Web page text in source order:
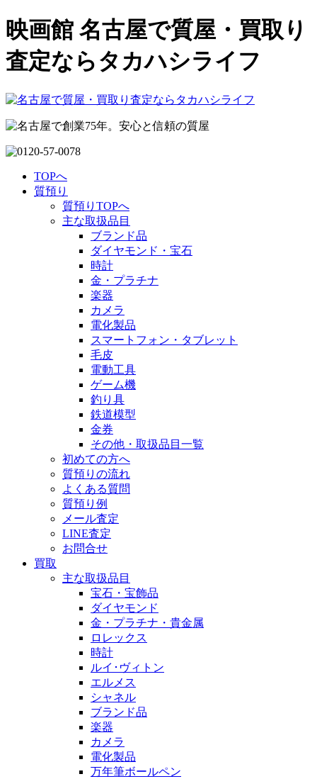
映画館 名古屋で質屋・買取り
査定ならタカハシライフ
TOPへ
質預り
質預りTOPへ
主な取扱品目
ブランド品
ダイヤモンド・宝石
時計
金・プラチナ
楽器
カメラ
電化製品
スマートフォン・タブレット
毛皮
電動工具
ゲーム機
釣り具
鉄道模型
金券
その他・取扱品目一覧
初めての方へ
質預りの流れ
よくある質問
質預り例
メール査定
LINE査定
お問合せ
買取
主な取扱品目
宝石・宝飾品
ダイヤモンド
金・プラチナ・貴金属
ロレックス
時計
ルイ･ヴィトン
エルメス
シャネル
ブランド品
楽器
カメラ
電化製品
万年筆ボールペン